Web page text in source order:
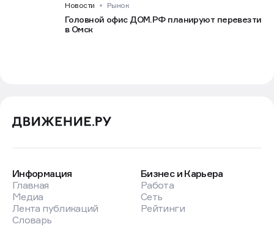
Новости Рынок
Головной офис ДОМ.РФ планируют перевезти
в Омск
Информация
Главная
Медиа
Лента публикаций
Словарь
Бизнес и Карьера
Работа
Сеть
Рейтинги